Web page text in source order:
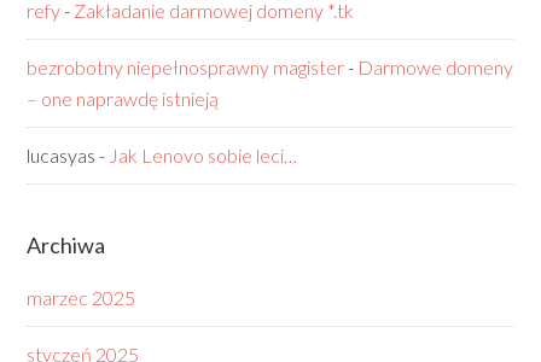
refy- Zakładanie darmowej domeny *.tk
bezrobotny niepełnosprawny magister- Darmowe domeny
– one naprawdę istnieją
lucasyas - Jak Lenovo sobie leci…
Archiwa
marzec 2025
styczeń 2025